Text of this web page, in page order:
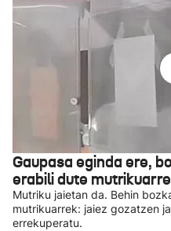
Gaupasa eginda ere,
erabili dute
Mutriku jaietan da. Behin
mutrikuarrek: jaiez gozatzen
errekuperatu.